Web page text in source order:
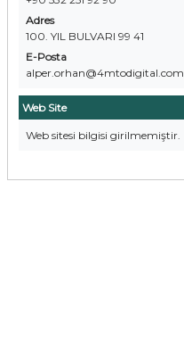
Adres
100. YIL BULVARI 99 41
E-Posta
alper.orhan@4mtodigital.com
Web Site
Web sitesi bilgisi girilmemiştir.